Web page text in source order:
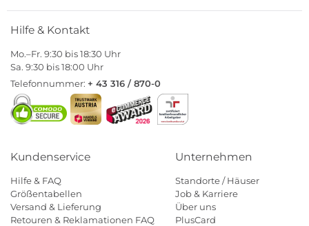
Hilfe & Kontakt
Mo.–Fr. 9:30 bis 18:30 Uhr
Sa. 9:30 bis 18:00 Uhr
Telefonnummer: + 43 316 / 870-0
Kundenservice
Hilfe & FAQ
Größentabellen
Versand & Lieferung
Retouren & Reklamationen FAQ
Unternehmen
Standorte / Häuser
Job & Karriere
Über uns
PlusCard